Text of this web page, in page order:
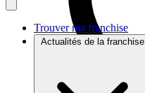
Trouver ma franchise
Actualités de la franchise